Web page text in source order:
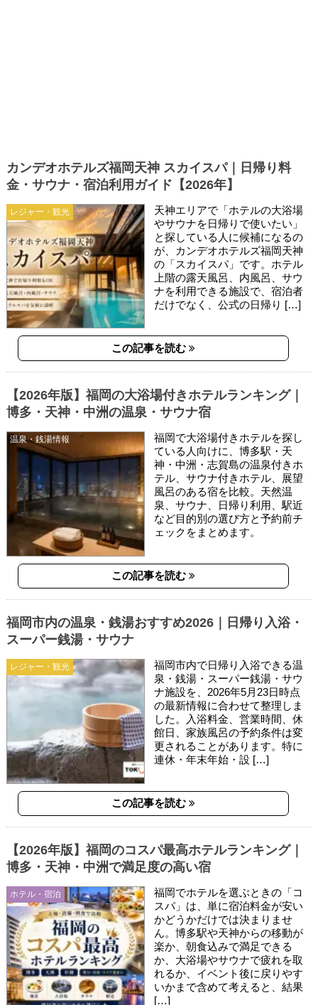
レジャー・観光
カンデオホテルズ福岡天神 スカイスパ｜日帰り料
金・サウナ・宿泊利用ガイド【2026年】
天神エリアで「ホテルの大浴場
やサウナを日帰りで使いたい」
と探している人に候補になるの
が、カンデオホテルズ福岡天神
の「スカイスパ」です。ホテル
上階の露天風呂、内風呂、サウ
ナを利用できる施設で、宿泊者
だけでなく、公式の日帰り […]
この記事を読む
温泉・銭湯情報
【2026年版】福岡の大浴場付きホテルランキング｜
博多・天神・中洲の温泉・サウナ宿
福岡で大浴場付きホテルを探し
ている人向けに、博多駅・天
神・中洲・志賀島の温泉付きホ
テル、サウナ付きホテル、展望
風呂のある宿を比較。天然温
泉、サウナ、日帰り利用、駅近
など目的別の選び方と予約前チ
ェックをまとめます。
この記事を読む
レジャー・観光
福岡市内の温泉・銭湯おすすめ2026｜日帰り入浴・
スーパー銭湯・サウナ
福岡市内で日帰り入浴できる温
泉・銭湯・スーパー銭湯・サウ
ナ施設を、2026年5月23日時点
の最新情報に合わせて整理しま
した。入浴料金、営業時間、休
館日、家族風呂の予約条件は変
更されることがあります。特に
連休・年末年始・設 […]
この記事を読む
ホテル・宿泊
【2026年版】福岡のコスパ最高ホテルランキング｜
博多・天神・中洲で満足度の高い宿
福岡でホテルを選ぶときの「コ
スパ」は、単に宿泊料金が安い
かどうかだけでは決まりませ
ん。博多駅や天神からの移動が
楽か、朝食込みで満足できる
か、大浴場やサウナで疲れを取
れるか、イベント後に戻りやす
いかまで含めて考えると、結果
[…]